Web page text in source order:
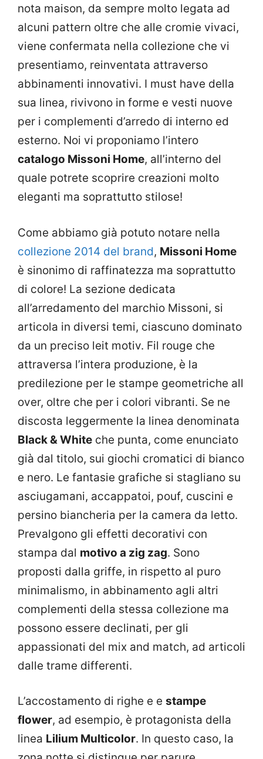
nota maison, da sempre molto legata ad
alcuni pattern oltre che alle cromie vivaci,
viene confermata nella collezione che vi
presentiamo, reinventata attraverso
abbinamenti innovativi. I must have della
sua linea, rivivono in forme e vesti nuove
per i complementi d’arredo di interno ed
esterno. Noi vi proponiamo l’intero
catalogo Missoni Home, all’interno del
quale potrete scoprire creazioni molto
eleganti ma soprattutto stilose!
Come abbiamo già potuto notare nella
collezione 2014 del brand, Missoni Home
è sinonimo di raffinatezza ma soprattutto
di colore! La sezione dedicata
all’arredamento del marchio Missoni, si
articola in diversi temi, ciascuno dominato
da un preciso leit motiv. Fil rouge che
attraversa l’intera produzione, è la
predilezione per le stampe geometriche all
over, oltre che per i colori vibranti. Se ne
discosta leggermente la linea denominata
Black & White che punta, come enunciato
già dal titolo, sui giochi cromatici di bianco
e nero. Le fantasie grafiche si stagliano su
asciugamani, accappatoi, pouf, cuscini e
persino biancheria per la camera da letto.
Prevalgono gli effetti decorativi con
stampa dal motivo a zig zag. Sono
proposti dalla griffe, in rispetto al puro
minimalismo, in abbinamento agli altri
complementi della stessa collezione ma
possono essere declinati, per gli
appassionati del mix and match, ad articoli
dalle trame differenti.
L’accostamento di righe e e stampe
flower, ad esempio, è protagonista della
linea Lilium Multicolor. In questo caso, la